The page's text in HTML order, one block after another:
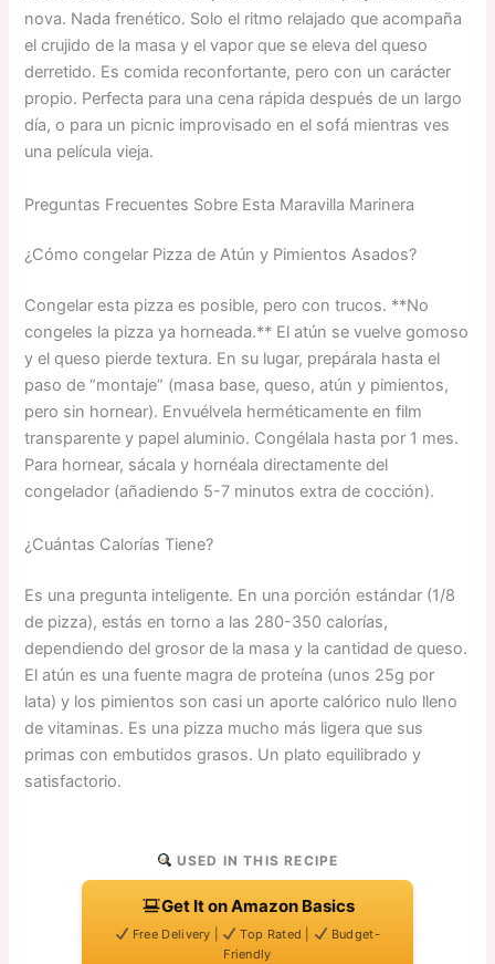
nova. Nada frenético. Solo el ritmo relajado que acompaña
el crujido de la masa y el vapor que se eleva del queso
derretido. Es comida reconfortante, pero con un carácter
propio. Perfecta para una cena rápida después de un largo
día, o para un picnic improvisado en el sofá mientras ves
una película vieja.
Preguntas Frecuentes Sobre Esta Maravilla Marinera
¿Cómo congelar Pizza de Atún y Pimientos Asados?
Congelar esta pizza es posible, pero con trucos. **No
congeles la pizza ya horneada.** El atún se vuelve gomoso
y el queso pierde textura. En su lugar, prepárala hasta el
paso de “montaje” (masa base, queso, atún y pimientos,
pero sin hornear). Envuélvela herméticamente en film
transparente y papel aluminio. Congélala hasta por 1 mes.
Para hornear, sácala y hornéala directamente del
congelador (añadiendo 5-7 minutos extra de cocción).
¿Cuántas Calorías Tiene?
Es una pregunta inteligente. En una porción estándar (1/8
de pizza), estás en torno a las 280-350 calorías,
dependiendo del grosor de la masa y la cantidad de queso.
El atún es una fuente magra de proteína (unos 25g por
lata) y los pimientos son casi un aporte calórico nulo lleno
de vitaminas. Es una pizza mucho más ligera que sus
primas con embutidos grasos. Un plato equilibrado y
satisfactorio.
USED IN THIS RECIPE
Get It on Amazon Basics
Free Delivery | Top Rated |
Budget-
Friendly